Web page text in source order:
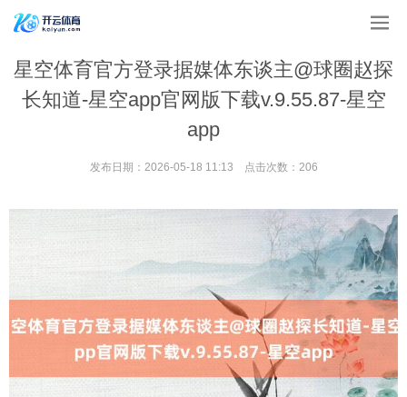
星空体育官方登录据媒体东谈主@球圈赵探
长知道-星空app官网版下载v.9.55.87-星空
app
发布日期：2026-05-18 11:13 点击次数：206